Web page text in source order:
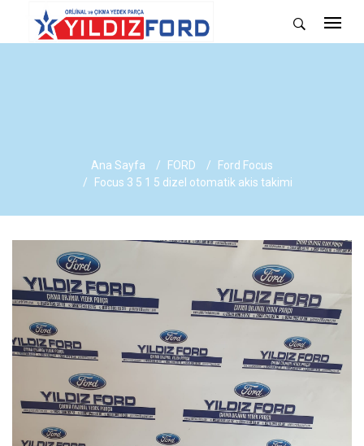
Ana Sayfa FORD
Ford Focus
Focus 3 5 1 5 dizel otomatik akis takimi